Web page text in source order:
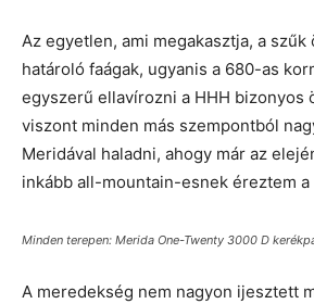
Az egyetlen, ami megakasztja, a szűk
határoló faágak, ugyanis a 680-as
egyszerű ellavírozni a HHH bizonyos
viszont minden más szempontból
Meridával haladni, ahogy már az
inkább all-mountain-esnek éreztem a
Minden terepen: Merida One-Twenty 3000 D
A meredekség nem nagyon ijesztett